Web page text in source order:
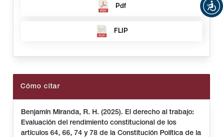
Pdf
FLIP
Cómo citar
Benjamín Miranda, R. H. (2025). El derecho al trabajo:
Evaluación del rendimiento constitucional de los
artículos 64, 66, 74 y 78 de la Constitución Política de la